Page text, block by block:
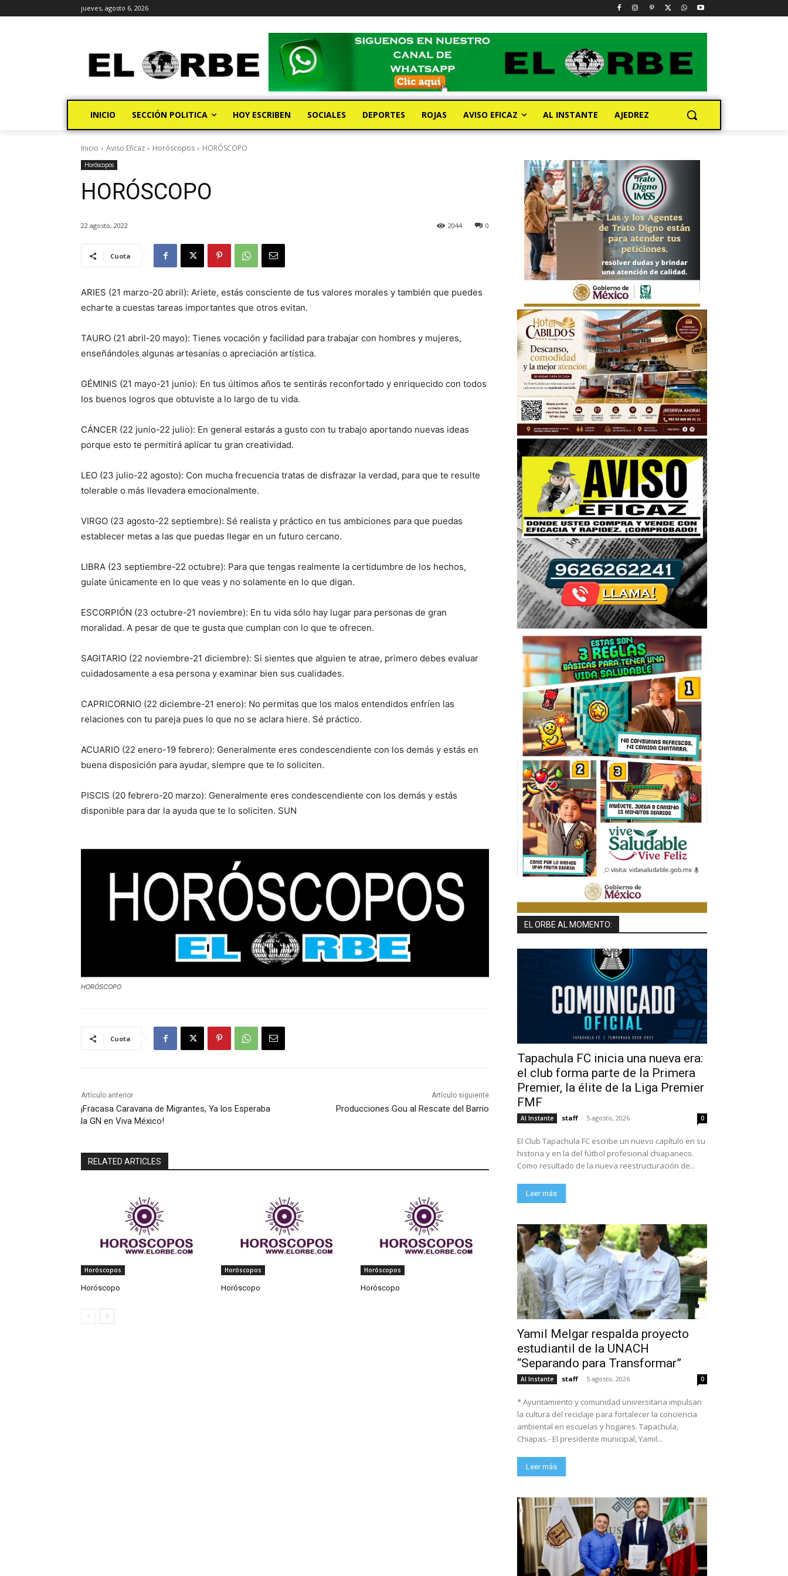
jueves, agosto 6, 2026
INICIO SECCIÓN POLITICA HOY ESCRIBEN SOCIALES DEPORTES ROJAS AVISO EFICAZ AL INSTANTE AJEDREZ
Inicio Aviso Eficaz Horóscopos HORÓSCOPO
Horóscopos
HORÓSCOPO
22 agosto, 2022 0
2044
Cuota
ARIES (21 marzo-20 abril): Ariete, estás consciente de tus valores morales y también que puedes
echarte a cuestas tareas importantes que otros evitan.
TAURO (21 abril-20 mayo): Tienes vocación y facilidad para trabajar con hombres y mujeres,
enseñándoles algunas artesanías o apreciación artística.
GÉMINIS (21 mayo-21 junio): En tus últimos años te sentirás reconfortado y enriquecido con todos
los buenos logros que obtuviste a lo largo de tu vida.
CÁNCER (22 junio-22 julio): En general estarás a gusto con tu trabajo aportando nuevas ideas
porque esto te permitirá aplicar tu gran creatividad.
LEO (23 julio-22 agosto): Con mucha frecuencia tratas de disfrazar la verdad, para que te resulte
tolerable o más llevadera emocionalmente.
VIRGO (23 agosto-22 septiembre): Sé realista y práctico en tus ambiciones para que puedas
establecer metas a las que puedas llegar en un futuro cercano.
LIBRA (23 septiembre-22 octubre): Para que tengas realmente la certidumbre de los hechos,
guíate únicamente en lo que veas y no solamente en lo que digan.
ESCORPIÓN (23 octubre-21 noviembre): En tu vida sólo hay lugar para personas de gran
moralidad. A pesar de que te gusta que cumplan con lo que te ofrecen.
SAGITARIO (22 noviembre-21 diciembre): Si sientes que alguien te atrae, primero debes evaluar
cuidadosamente a esa persona y examinar bien sus cualidades.
CAPRICORNIO (22 diciembre-21 enero): No permitas que los malos entendidos enfríen las
relaciones con tu pareja pues lo que no se aclara hiere. Sé práctico.
ACUARIO (22 enero-19 febrero): Generalmente eres condescendiente con los demás y estás en
buena disposición para ayudar, siempre que te lo soliciten.
PISCIS (20 febrero-20 marzo): Generalmente eres condescendiente con los demás y estás
disponible para dar la ayuda que te lo soliciten. SUN
HORÓSCOPO
Cuota
Artículo anterior
¡Fracasa Caravana de Migrantes, Ya los Esperaba
la GN en Viva México!
Artículo siguiente
Producciones Gou al Rescate del Barrio
RELATED ARTICLES
Horóscopos
Horóscopo
Horóscopos
Horóscopo
Horóscopos
Horóscopo
EL ORBE AL MOMENTO:
Tapachula FC inicia una nueva era:
el club forma parte de la Primera
Premier, la élite de la Liga Premier
FMF
Al Instante staff - 5 agosto, 2026 0
El Club Tapachula FC escribe un nuevo capítulo en su
historia y en la del fútbol profesional chiapaneco.
Como resultado de la nueva reestructuración de...
Leer más
Yamil Melgar respalda proyecto
estudiantil de la UNACH
“Separando para Transformar”
Al Instante staff - 5 agosto, 2026 0
* Ayuntamiento y comunidad universitaria impulsan
la cultura del reciclaje para fortalecer la conciencia
ambiental en escuelas y hogares. Tapachula,
Chiapas.- El presidente municipal, Yamil...
Leer más